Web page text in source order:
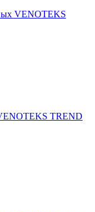
VENOTEKS
TREND